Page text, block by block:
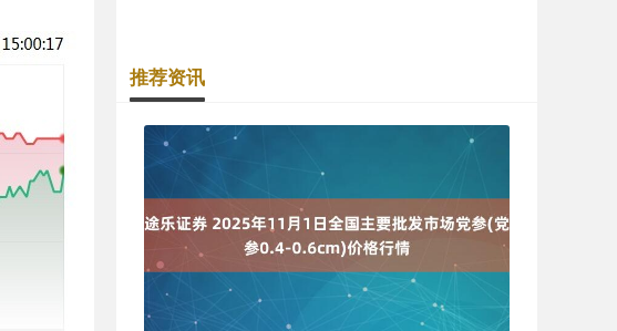
推荐资讯